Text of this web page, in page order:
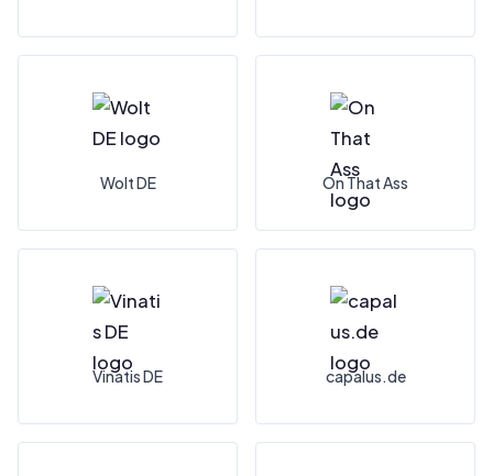
Wolt DE On That Ass
Vinatis DE capalus.de